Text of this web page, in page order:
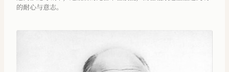
的耐心与意志。